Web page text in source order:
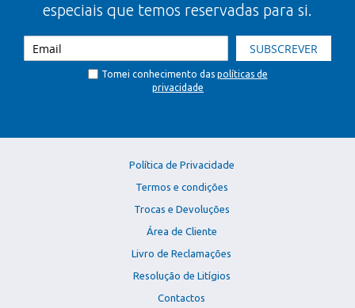
especiais que temos reservadas para si.
SUBSCREVER
Tomei conhecimento das políticas de
privacidade
Política de Privacidade
Termos e condições
Trocas e Devoluções
Área de Cliente
Livro de Reclamações
Resolução de Litígios
Contactos